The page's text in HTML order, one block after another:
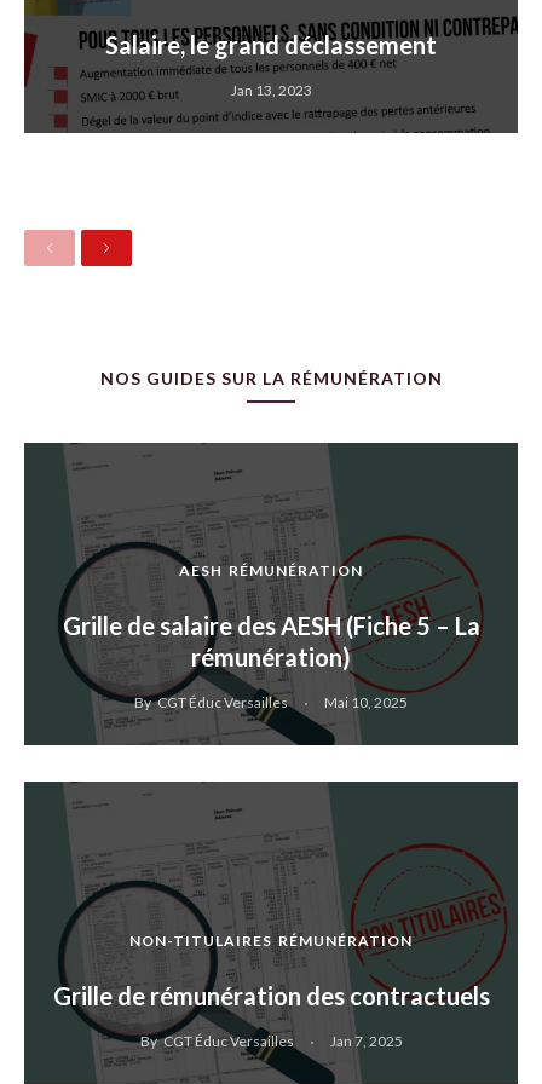
Salaire, le grand déclassement
Jan 13, 2023
PreviousNext
NOS GUIDES SUR LA RÉMUNÉRATION
AESH RÉMUNÉRATION
Grille de salaire des AESH (Fiche 5 – La
rémunération)
By CGT Éduc Versailles Mai 10, 2025
NON-TITULAIRES RÉMUNÉRATION
Grille de rémunération des contractuels
By CGT Éduc Versailles Jan 7, 2025